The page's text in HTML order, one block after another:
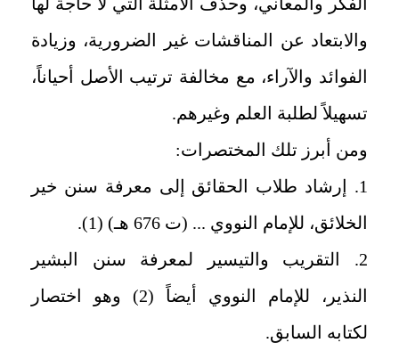
والابتعاد عن المناقشات غير الضرورية، وزيادة
الفوائد والآراء، مع مخالفة ترتيب الأصل أحياناً،
تسهيلاً لطلبة العلم وغيرهم.
ومن أبرز تلك المختصرات:
1. إرشاد طلاب الحقائق إلى معرفة سنن خير
الخلائق، للإمام النووي ... (ت 676 هـ‍) (1).
2. التقريب والتيسير لمعرفة سنن البشير
النذير، للإمام النووي أيضاً (2) وهو اختصار
لكتابه السابق.